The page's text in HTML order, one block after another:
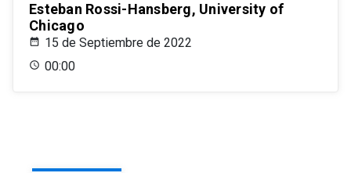
Esteban Rossi-Hansberg, University of
Chicago
15 de Septiembre de 2022
00:00